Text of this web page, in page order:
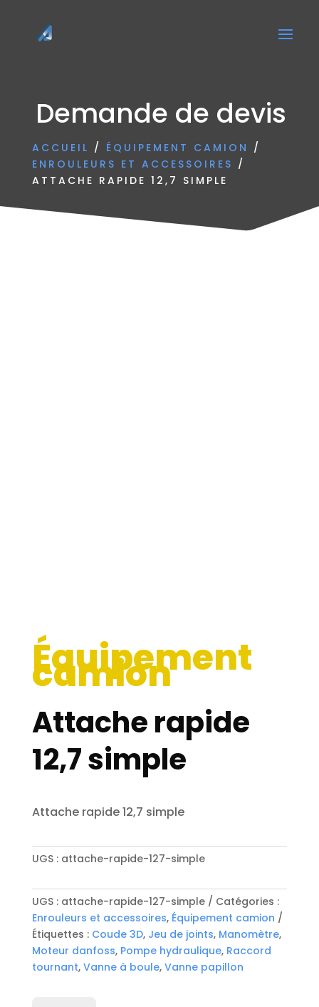
Demande de devis
ACCUEIL / ÉQUIPEMENT CAMION /
ENROULEURS ET ACCESSOIRES /
ATTACHE RAPIDE 12,7 SIMPLE
Équipement
camion
Attache rapide
12,7 simple
Attache rapide 12,7 simple
UGS : attache-rapide-127-simple
UGS : attache-rapide-127-simple
Catégories :
Enrouleurs et accessoires, Équipement camion
Étiquettes : Coude 3D, Jeu de joints, Manomètre,
Moteur danfoss, Pompe hydraulique, Raccord
tournant, Vanne à boule, Vanne papillon